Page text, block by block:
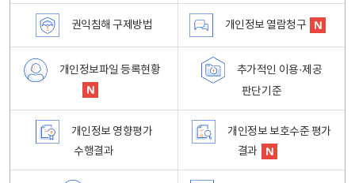
권익침해 구제방법 개인정보 열람청구
개인정보파일 등록현황
추가적인 이용·제공
판단기준
개인정보 영향평가
수행결과
개인정보 보호수준 평가
결과